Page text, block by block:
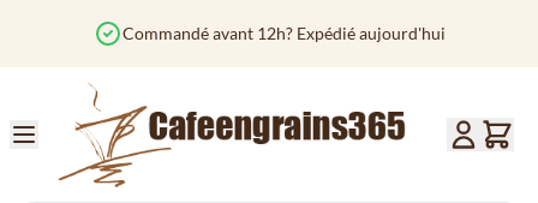
Commandé avant 12h? Expédié aujourd'hui